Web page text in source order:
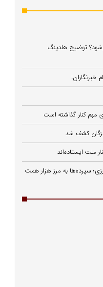
توضیح هلدینگ
خبرنگاران!
مهم کنار گذاشته است
ملت ایستاده‌اند
سپرده‌ها به مرز هزار همت